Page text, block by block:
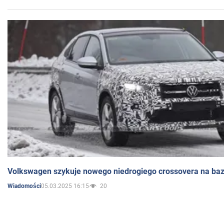
Volkswagen szykuje nowego niedrogiego crossovera na
Wiadomości05.03.2025 16:15 20